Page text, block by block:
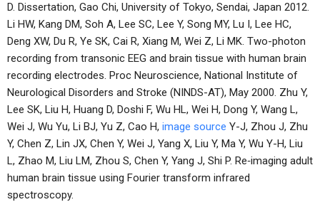
D. Dissertation, Gao Chi, University of Tokyo, Sendai, Japan 2012.
Li HW, Kang DM, Soh A, Lee SC, Lee Y, Song MY, Lu I, Lee HC,
Deng XW, Du R, Ye SK, Cai R, Xiang M, Wei Z, Li MK. Two-photon
recording from transonic EEG and brain tissue with human brain
recording electrodes. Proc Neuroscience, National Institute of
Neurological Disorders and Stroke (NINDS-AT), May 2000. Zhu Y,
Lee SK, Liu H, Huang D, Doshi F, Wu HL, Wei H, Dong Y, Wang L,
Wei J, Wu Yu, Li BJ, Yu Z, Cao H, image source Y-J, Zhou J, Zhu
Y, Chen Z, Lin JX, Chen Y, Wei J, Yang X, Liu Y, Ma Y, Wu Y-H, Liu
L, Zhao M, Liu LM, Zhou S, Chen Y, Yang J, Shi P. Re‐imaging adult
human brain tissue using Fourier transform infrared
spectroscopy.